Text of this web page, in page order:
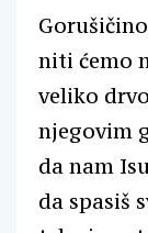
niti ćemo
veliko
njegovim
da nam
da spasiš